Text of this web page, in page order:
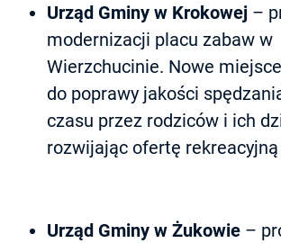
Urząd Gminy w Krokowej –
modernizacji placu zabaw w
Wierzchucinie. Nowe
do poprawy jakości
czasu przez rodziców i ich
rozwijając ofertę rekreacyjną
Urząd Gminy w Żukowie –